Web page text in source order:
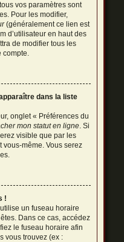
vos paramètres sont
Pour les modifier,
(généralement ce lien est
d’utilisateur en haut des
de modifier tous les
compte.
dans la liste
onglet « Préférences du
mon statut en ligne. Si
visible que par les
vous-même. Vous serez
!
un fuseau horaire
Dans ce cas, accédez
le fuseau horaire afin
vous trouvez (ex :